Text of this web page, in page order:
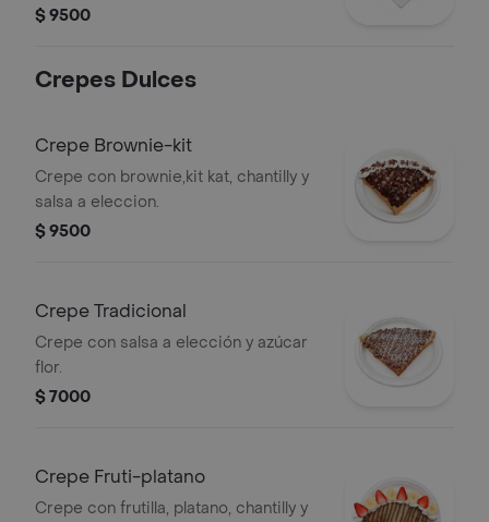
con fresas y arándanos.
$ 9500
Crepes Dulces
Crepe Brownie-kit
Crepe con brownie,kit kat, chantilly y
salsa a eleccion.
$ 9500
Crepe Tradicional
Crepe con salsa a elección y azúcar
flor.
$ 7000
Crepe Fruti-platano
Crepe con frutilla, platano, chantilly y